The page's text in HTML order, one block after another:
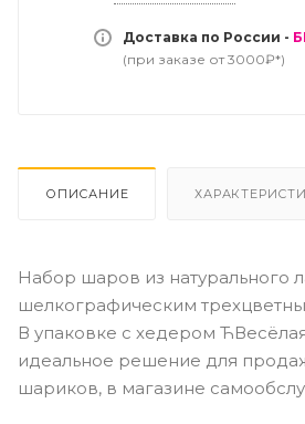
Доставка по России -
(при заказе от 3000₽*)
ОПИСАНИЕ
Набор шаров из натурального
шелкографическим
В упаковке с хедером
идеальное решение для
шариков, в магазине